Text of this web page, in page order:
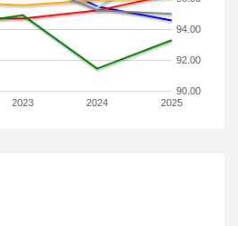
2023 2024 2025
90.00
92.00
94.00